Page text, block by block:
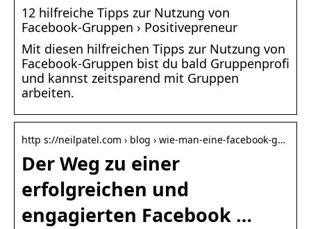
12 hilfreiche Tipps zur Nutzung von
Facebook-Gruppen › Positivepreneur
Mit diesen hilfreichen Tipps zur Nutzung von
Facebook-Gruppen bist du bald Gruppenprofi
und kannst zeitsparend mit Gruppen
arbeiten.
http s://neilpatel.com › blog › wie-man-eine-facebook-g…
Der Weg zu einer
erfolgreichen und
engagierten Facebook …